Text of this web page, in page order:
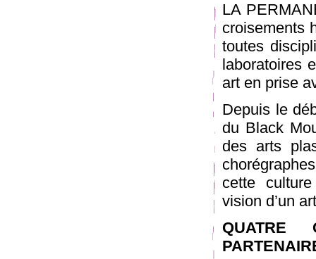
LA
croisements
toutes
laboratoires
art en prise
Depuis le
du Black
des arts
cette
vision d’un
QUATRE